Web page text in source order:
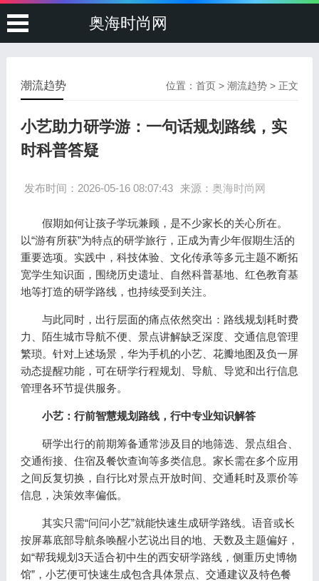
奥海时尚网
位置：首页 >潮流趋势 > 正文
潮流趋势
小艺助力研学游：一句话规划路线，实
时科普答疑
发布时间：2026-05-16 08:07:43 来源： 奥海时尚网
假期如何让孩子学玩兼顾，是不少家长的关心所在。
以“游有所获”为特点的研学旅行，正成为青少年假期生活的
重要选项。实践中，科技体验、文化传承等多元主题不断拓
宽学生知识面，围绕历史遗址、自然科普基地、红色教育基
地等打造的研学路线，也持续受到关注。
与此同时，出行层面的痛点依然突出：路线规划耗时费
力、陌生城市导航不便、景点讲解缺乏深度、交通信息管理
繁琐。针对上述场景，华为手机的小艺、花瓣地图及负一屏
动态提醒功能，可在研学行程规划、导航、导览和出行信息
管理各环节提供服务。
小艺：行前智慧规划路线，行中专业知识解答
研学出行的前期筹备通常涉及目的地筛选、景点组合、
交通衔接、住宿及餐饮查询等多类信息。家长需在多个应用
之间反复切换，自行比对景点开放时间、交通耗时及票价等
信息，决策效率偏低。
其实只需“问问小艺”就能快速生成研学路线。语音或长
按屏幕底部导航条唤醒小艺说出目的地、天数及主题偏好，
如“帮我规划3天适合初中生的西安研学路线，侧重历史博物
馆”，小艺便可快速生成包含具体景点、交通建议及特色餐